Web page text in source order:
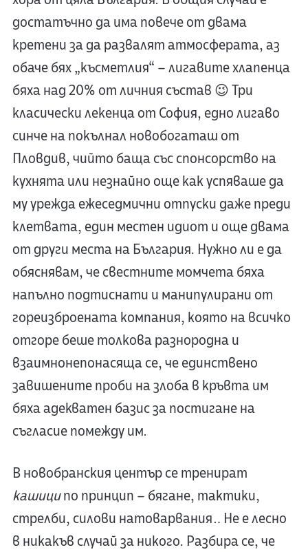
достатъчно да има повече от двама
кретени за да развалят атмосферата, аз
обаче бях „късметлия“ – лигавите хлапенца
бяха над 20% от личния състав 😉 Три
класически лекенца от София, едно лигаво
синче на покълнал новобогаташ от
Пловдив, чийто баща със спонсорство на
кухнята или незнайно още как успяваше да
му урежда ежеседмични отпуски даже преди
клетвата, един местен идиот и още двама
от други места на България. Нужно ли е да
обяснявам, че свестните момчета бяха
напълно подтиснати и манипулирани от
гореизброената компания, която на всичко
отгоре беше толкова разнородна и
взаимнонепонасяща се, че единствено
завишените проби на злоба в кръвта им
бяха адекватен базис за постигане на
съгласие помежду им.
В новобранския център се тренират
кашиципо принцип – бягане, тактики,
стрелби, силови натоварвания… Не е лесно
в никакъв случай за никого. Разбира се, че